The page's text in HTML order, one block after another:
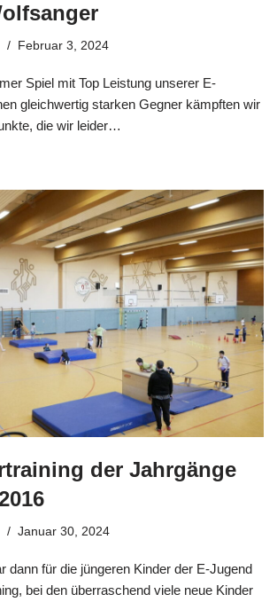
Februar 3, 2024
Spiel mit Top Leistung unserer E-
gleichwertig starken Gegner kämpften wir
die wir leider…
der Jahrgänge
Januar 30, 2024
dann für die jüngeren Kinder der E-Jugend
bei den überraschend viele neue Kinder